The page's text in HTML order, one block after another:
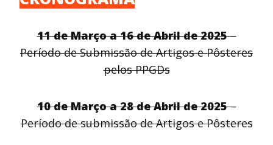
11 de Março a 16 de Abril de 2025–
Período de Submissão de Artigos e Pôsteres
pelos PPGDs
10 de Março a 28 de Abril de 2025–
Período de submissão de Artigos e Pôsteres